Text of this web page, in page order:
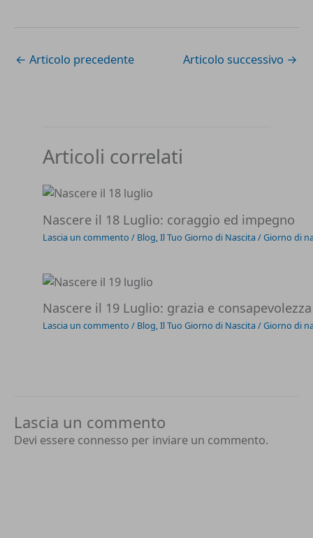
← Articolo precedente Articolo successivo →
Articoli correlati
Nascere il 18 Luglio: coraggio ed impegno
Lascia un commento / Blog,Il Tuo Giorno di Nascita /Giorno di
Nascere il 19 Luglio: grazia e consapevolezza
Lascia un commento / Blog,Il Tuo Giorno di Nascita /Giorno di
Lascia un commento
Devi essere connesso per inviare un commento.